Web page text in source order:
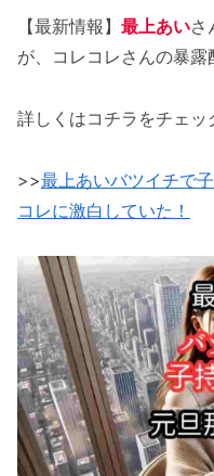
【最新情報】 最上あいさ
が、コレコレさんの暴露
詳しくはコチラをチェッ
>>最上あいバツイチで
コレに激白していた！